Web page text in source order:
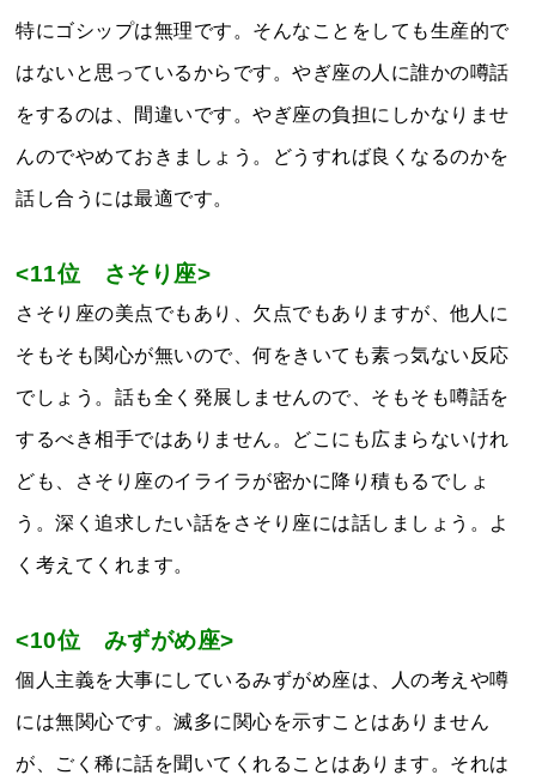
特にゴシップは無理です。そんなことをしても生産的で
はないと思っているからです。やぎ座の人に誰かの噂話
をするのは、間違いです。やぎ座の負担にしかなりませ
んのでやめておきましょう。どうすれば良くなるのかを
話し合うには最適です。
<11位 さそり座>
さそり座の美点でもあり、欠点でもありますが、他人に
そもそも関心が無いので、何をきいても素っ気ない反応
でしょう。話も全く発展しませんので、そもそも噂話を
するべき相手ではありません。どこにも広まらないけれ
ども、さそり座のイライラが密かに降り積もるでしょ
う。深く追求したい話をさそり座には話しましょう。よ
く考えてくれます。
<10位 みずがめ座>
個人主義を大事にしているみずがめ座は、人の考えや噂
には無関心です。滅多に関心を示すことはありません
が、ごく稀に話を聞いてくれることはあります。それは